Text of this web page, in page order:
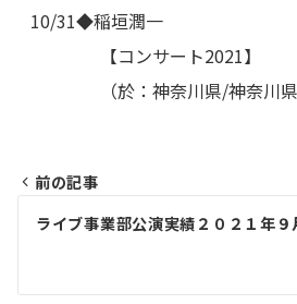
10/31◆稲垣潤一
【コンサート2021】
（於：神奈川県/神奈川県
ナ
前の記事
ライブ事業部公演実績２０２１年９